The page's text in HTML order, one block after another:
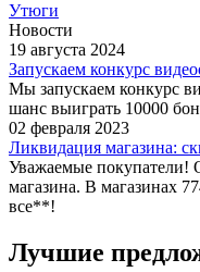
Утюги
Новости
19 августа 2024
Запускаем конкурс
Мы запускаем конкурс
шанс выиграть 10000
02 февраля 2023
Ликвидация магазина:
Уважаемые покупатели!
магазина. В магазинах
все**!
Лучшие